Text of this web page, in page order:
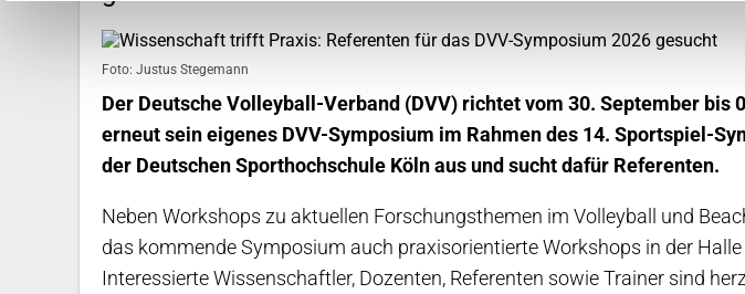
Foto: Justus Stegemann
Der Deutsche Volleyball-Verband (DVV) richtet vom 30. September bis
erneut sein eigenes DVV-Symposium im Rahmen des 14. Sportspiel-
der Deutschen Sporthochschule Köln aus und sucht dafür Referenten.
Neben Workshops zu aktuellen Forschungsthemen im Volleyball und
das kommende Symposium auch praxisorientierte Workshops in der Halle
Interessierte Wissenschaftler, Dozenten, Referenten sowie Trainer sind